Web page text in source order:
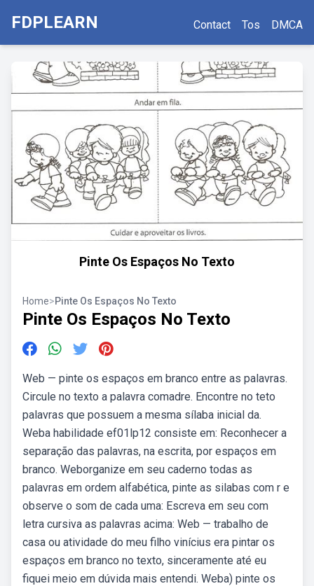
FDPLEARN Contact Tos DMCA
Pinte Os Espaços No Texto
Home>Pinte Os Espaços No Texto
Pinte Os Espaços No Texto
Web — pinte os espaços em branco entre as palavras.
Circule no texto a palavra comadre. Encontre no teto
palavras que possuem a mesma sílaba inicial da.
Weba habilidade ef01lp12 consiste em: Reconhecer a
separação das palavras, na escrita, por espaços em
branco. Weborganize em seu caderno todas as
palavras em ordem alfabética, pinte as silabas com r e
observe o som de cada uma: Escreva em seu com
letra cursiva as palavras acima: Web — trabalho de
casa ou atividade do meu filho vinícius era pintar os
espaços em branco no texto, sinceramente até eu
fiquei meio em dúvida mais entendi. Weba) pinte os